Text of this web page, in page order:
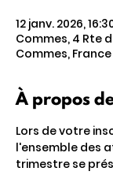
12 janv. 2026,
Commes, 4 Rte
Commes, France
À propos
Lors de votre
l'ensemble des
trimestre se